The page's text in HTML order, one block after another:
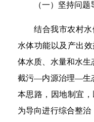
（一）坚持问
结合我市农村水
水体功能以及产出
体水质、水量和水生
截污—内源治理—生
本思路，因地制宜
为导向进行综合整治